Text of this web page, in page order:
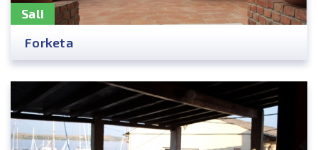
Sali
Forketa